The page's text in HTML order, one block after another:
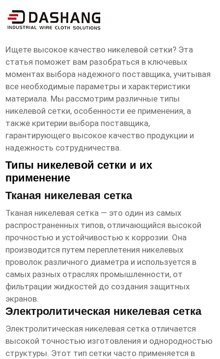
высокое ксчество никелевая сетка
Поставщик
Ищете высокое качество никелевой сетки? Эта
статья поможет вам разобраться в ключевых
моментах выбора надежного поставщика, учитывая
все необходимые параметры и характеристики
материала. Мы рассмотрим различные типы
никелевой сетки, особенности ее применения, а
также критерии выбора поставщика,
гарантирующего высокое качество продукции и
надежность сотрудничества.
Типы никелевой сетки и их
применение
Тканая никелевая сетка
Тканая никелевая сетка — это один из самых
распространенных типов, отличающийся высокой
прочностью и устойчивостью к коррозии. Она
производится путем переплетения никелевых
проволок различного диаметра и используется в
самых разных отраслях промышленности, от
фильтрации жидкостей до создания защитных
экранов.
Электролитическая никелевая сетка
Электролитическая никелевая сетка отличается
высокой точностью изготовления и однородностью
структуры. Этот тип сетки часто применяется в